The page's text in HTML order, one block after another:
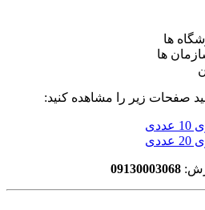
ها
ها
صفحات زیر را مشاهده کنید:
09130003068